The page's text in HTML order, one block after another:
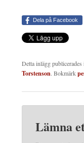
Dela på Facebook
Detta inlägg publicerades i
Torstenson. Bokmärk
Lämna